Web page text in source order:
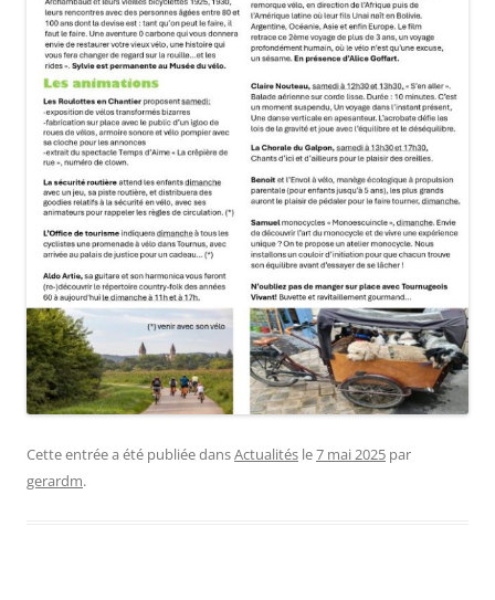
Cette entrée a été publiée dansActualités le7 mai 2025 par
gerardm.